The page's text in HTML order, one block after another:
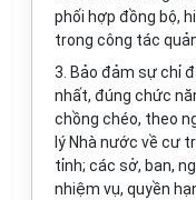
phối hợp đồng bộ,
trong công tác quản
3. Bảo đảm sự chỉ
nhất, đúng chức
chồng chéo, theo n
lý Nhà nước về cư
tỉnh; các sở, ban,
nhiệm vụ, quyền